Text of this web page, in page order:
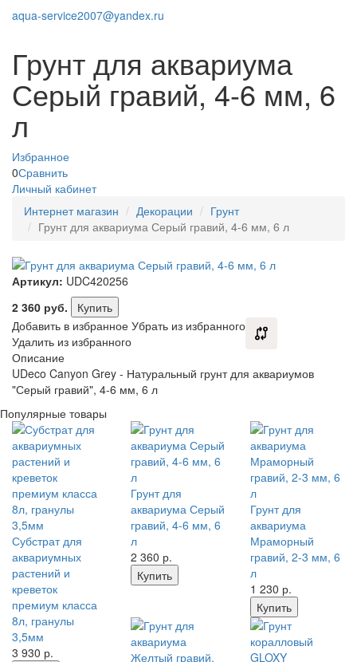
aqua-service2007@yandex.ru
Грунт для аквариума
Серый гравий, 4-6 мм, 6
л
Избранное
0Сравнить
Личный кабинет
Интернет магазин
Декорации
Грунт
Грунт для аквариума Серый гравий, 4-6 мм, 6 л
Артикул: UDC420256
2 360 руб.
Купить
Добавить в избранное Убрать из избранного
Удалить из избранного
Описание
UDeco Canyon Grey - Натуральный грунт для аквариумов
"Серый гравий", 4-6 мм, 6 л
Популярные товары
Субстрат для
аквариумных
растений и
креветок
премиум класса
8л, гранулы
3,5мм
3 930 р.
Грунт для
аквариума Серый
гравий, 4-6 мм, 6
л
2 360 р.
Купить
Грунт для
аквариума
Мраморный
гравий, 2-3 мм, 6
л
1 230 р.
Купить